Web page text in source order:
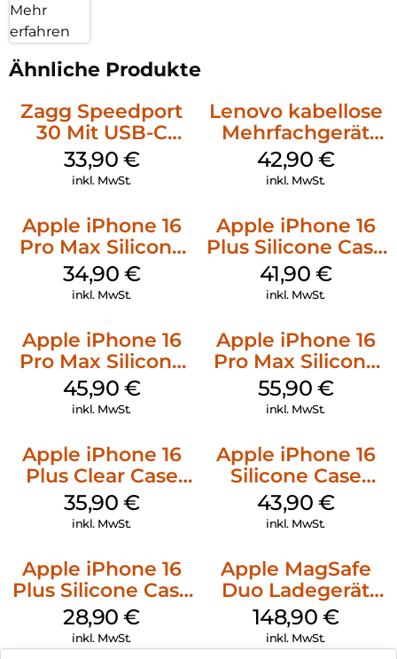
Mehr
erfahren
Ähnliche Produkte
Zagg Speedport
30 Mit USB-C
Kabel Weiß
33,90 €
inkl. MwSt.
Lenovo kabellose
Mehrfachgerät
Luna Grey
42,90 €
inkl. MwSt.
Apple iPhone 16
Pro Max Silicone
Case MagSafe
Denim
34,90 €
inkl. MwSt.
Apple iPhone 16
Plus Silicone Case
MagSafe Stone
Gray
41,90 €
inkl. MwSt.
Apple iPhone 16
Pro Max Silicone
Case MagSafe
Ultramarine
45,90 €
inkl. MwSt.
Apple iPhone 16
Pro Max Silicone
Case MagSafe
Stone Gray
55,90 €
inkl. MwSt.
Apple iPhone 16
Plus Clear Case
MagSafe
Transparent
35,90 €
inkl. MwSt.
Apple iPhone 16
Silicone Case
MagSafe Plum
43,90 €
inkl. MwSt.
Apple iPhone 16
Plus Silicone Case
MagSafe Black
28,90€
inkl. MwSt.
Apple MagSafe
Duo Ladegerät
Weiß
148,90 €
inkl. MwSt.